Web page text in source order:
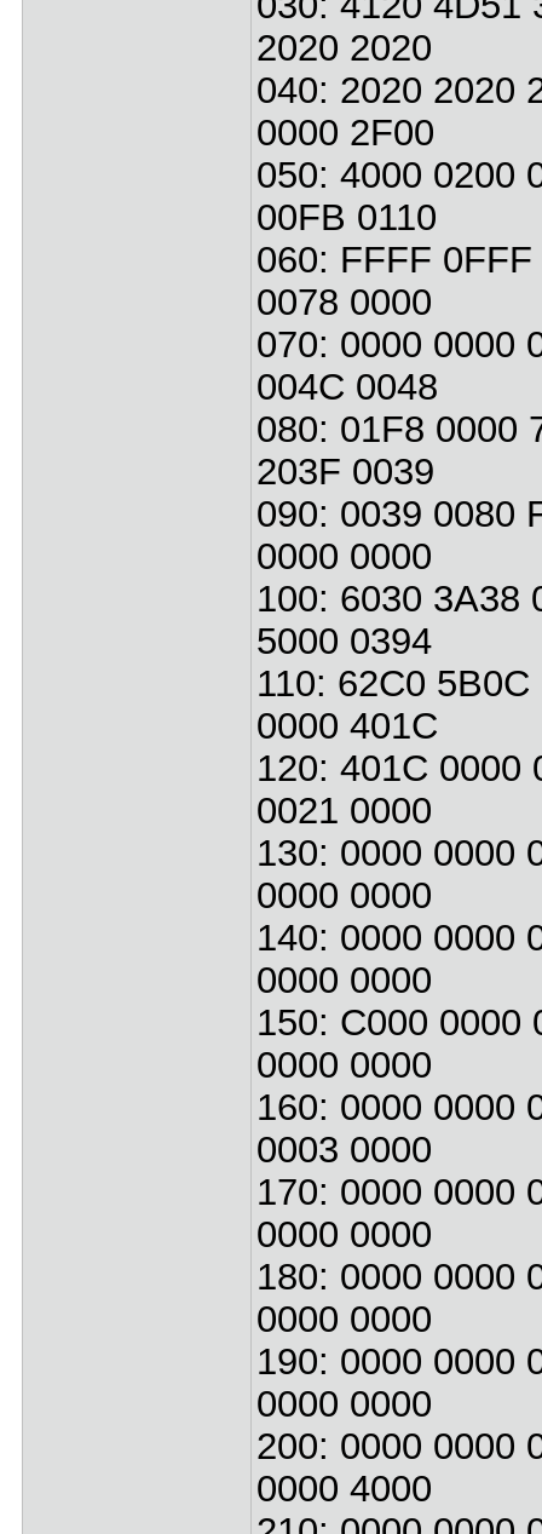
2020 2020
040: 2020 2020
0000 2F00
050: 4000 0200
00FB 0110
060: FFFF
0078 0000
070: 0000 0000
004C 0048
080: 01F8 0000
203F 0039
090: 0039 0080
0000 0000
100: 6030 3A38
5000 0394
110: 62C0
0000 401C
120: 401C 0000
0021 0000
130: 0000 0000
0000 0000
140: 0000 0000
0000 0000
150: C000 0000
0000 0000
160: 0000 0000
0003 0000
170: 0000 0000
0000 0000
180: 0000 0000
0000 0000
190: 0000 0000
0000 0000
200: 0000 0000
0000 4000